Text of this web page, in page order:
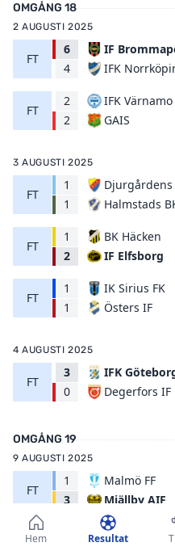
OMGÅNG 18
2 AUGUSTI 2025
FT
6
4
IF
IFK
FT
2
2
IFK Värnamo
GAIS
3 AUGUSTI 2025
FT
1
1
Djurgårdens
Halmstads
FT
1
2
BK Häcken
IF Elfsborg
FT
1
1
IK Sirius FK
Östers IF
4 AUGUSTI 2025
FT
3
0
IFK
Degerfors IF
OMGÅNG 19
9 AUGUSTI 2025
FT
1
3
Malmö FF
Mjällby AIF
FT
Halmstads
Hem Resultat